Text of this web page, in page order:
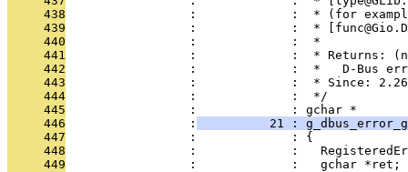
     438
:             :  * (for
     439
:             :  *
     440
                 :             :  *
     441
:             :  * Returns:
     442
:             :  *   D-Bus
     443
                 :             :  * Since: 2.26
     444
                 :             :  */
     445
                 :             : gchar *
     446
                 :
21 :
     447
                 :             : {
     448
:             :
     449
                 :             :   gchar *ret;